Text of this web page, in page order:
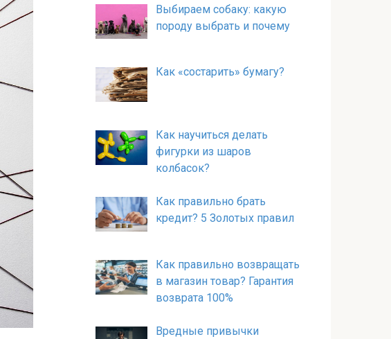
Выбираем собаку: какую
породу выбрать и почему
Как «состарить» бумагу?
Как научиться делать
фигурки из шаров
колбасок?
Как правильно брать
кредит? 5 Золотых правил
Как правильно возвращать
в магазин товар? Гарантия
возврата 100%
Вредные привычки